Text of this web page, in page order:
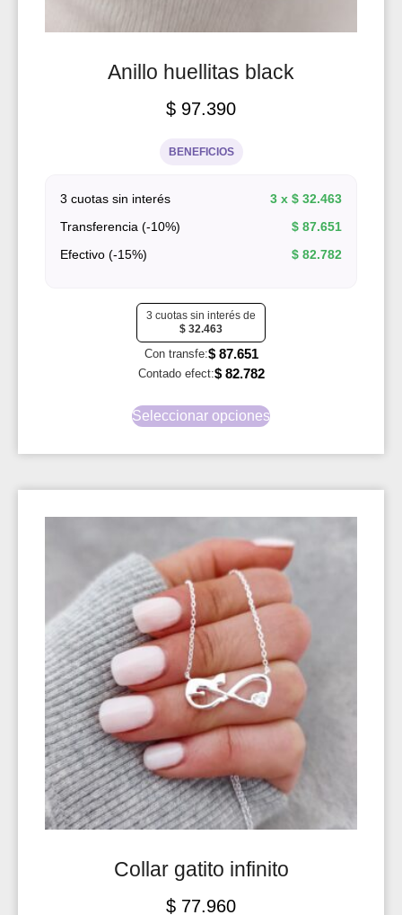
Anillo huellitas black
$ 97.390
BENEFICIOS
3 cuotas sin interés 3 x $ 32.463
Transferencia (-10%)
$ 87.651
Efectivo (-15%)
$ 82.782
3 cuotas sin interés de
$ 32.463
Con transfe:$87.651
Contado efect:$82.782
Seleccionar opciones
Collar gatito infinito
$ 77.960